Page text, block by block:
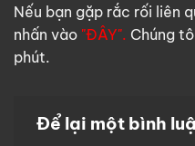
Nếu bạn gặp rắc rối liên
nhấn vào "ĐÂY". Chúng
phút.
Để lại một bình